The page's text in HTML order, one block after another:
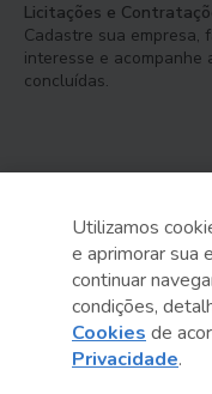
Licitações e
Cadastre sua empresa,
interesse e acompanhe
concluídas.
Serviço Social do
Administração
Sesc São Paulo por
Utilizamos
e aprimorar sua
continuar
condições,
Cookies de
Privacidade.